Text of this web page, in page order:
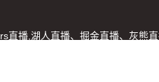
播,湖人直播、掘金直播、灰熊